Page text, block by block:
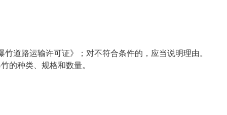
道路运输许可证》；对不符合条件的，应当说明理由。
种类、规格和数量。